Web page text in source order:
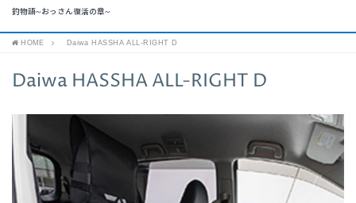
釣物語~おっさん復活の章~
HOME Daiwa HASSHA ALL-RIGHT D
Daiwa HASSHA ALL-RIGHT D